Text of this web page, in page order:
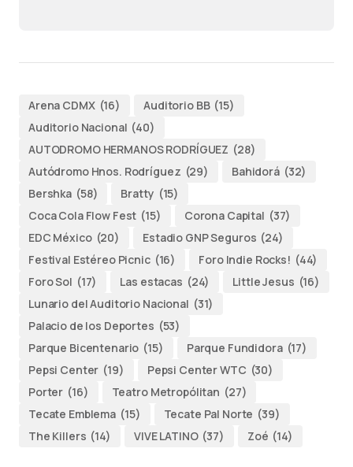
Arena CDMX (16) Auditorio BB (15)
Auditorio Nacional (40)
AUTODROMO HERMANOS RODRÍGUEZ (28)
Autódromo Hnos. Rodríguez (29) Bahidorá (32)
Bershka (58) Bratty (15)
Coca Cola Flow Fest (15) Corona Capital (37)
EDC México (20) Estadio GNP Seguros (24)
Festival Estéreo Picnic (16) Foro Indie Rocks! (44)
Foro Sol (17) Las estacas (24) Little Jesus (16)
Lunario del Auditorio Nacional (31)
Palacio de los Deportes (53)
Parque Bicentenario (15) Parque Fundidora (17)
Pepsi Center (19) Pepsi Center WTC (30)
Porter (16) Teatro Metropólitan (27)
Tecate Emblema (15) Tecate Pal Norte (39)
The Killers (14) VIVE LATINO (37) Zoé (14)